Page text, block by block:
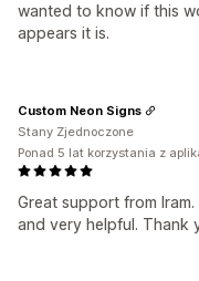
wanted to know if this
appears it is.
Great support from
and very helpful. Thank
Custom Neon Signs
Stany Zjednoczone
Ponad 5 lat korzystania z